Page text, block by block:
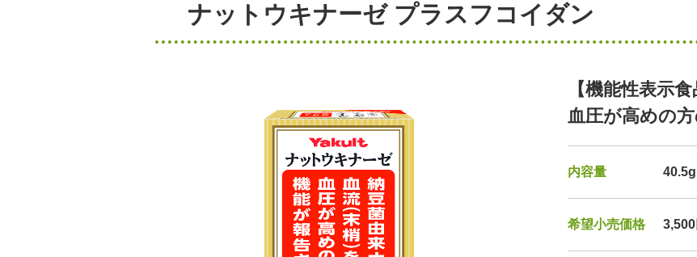
ヤクルトの国産ケール青汁 スペシャルサイト 環境へのとりくみ
ナットウキナーゼ プラスフコイダン
【機能性表示
血圧が高めの
内容量
希望小売価格 3,500